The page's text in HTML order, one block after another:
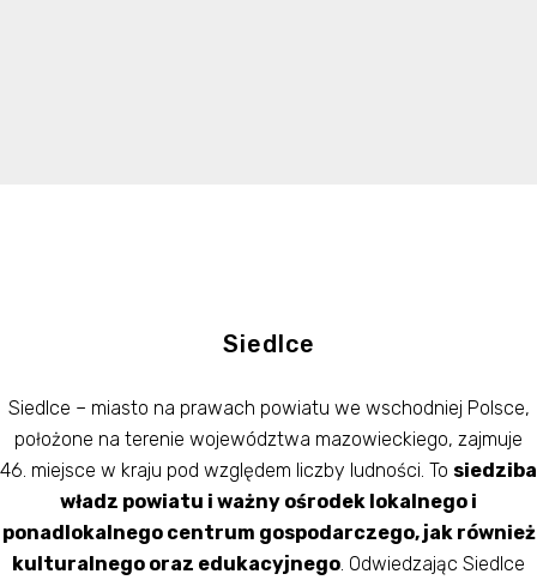
Siedlce
Siedlce – miasto na prawach powiatu we wschodniej Polsce,
położone na terenie województwa mazowieckiego, zajmuje
46. miejsce w kraju pod względem liczby ludności. To siedziba
władz powiatu i ważny ośrodek lokalnego i
ponadlokalnego centrum gospodarczego, jak również
kulturalnego oraz edukacyjnego . Odwiedzając Siedlce